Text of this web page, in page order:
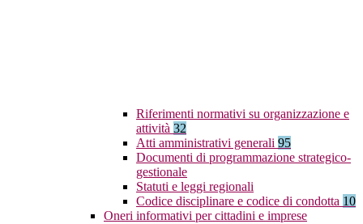
Riferimenti normativi su organizzazione e
attività 32
Atti amministrativi generali 95
Documenti di programmazione strategico-
gestionale
Statuti e leggi regionali
Codice disciplinare e codice di condotta 10
Oneri informativi per cittadini e imprese